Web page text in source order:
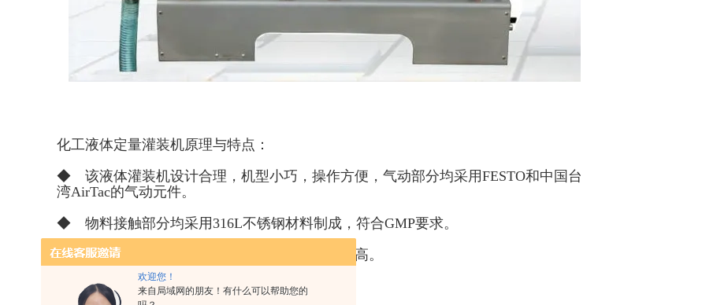
欢迎您！
来自局域网的朋友！有什么可以帮助您的
化工液体定量灌装机原理与特点：
◆ 该液体灌装机设计合理，机型小巧，操作方便，气动部分均采用FESTO和中国台
湾AirTac的气动元件。
◆ 物料接触部分均采用316L不锈钢材料制成，符合GMP要求。
◆ 灌装量和灌装速度均可任意调节，灌装精度高。
◆ 灌装闷头采用防滴漏及升降灌装装置。